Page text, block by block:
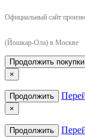
Официальный сайт
(Йошкар-Ола) в Москве
Продолжить покупки
×
Продолжить
×
Продолжить